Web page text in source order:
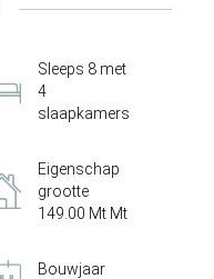
Sleeps 8 met
4
slaapkamers
Eigenschap
grootte
149.00 Mt Mt
Bouwjaar